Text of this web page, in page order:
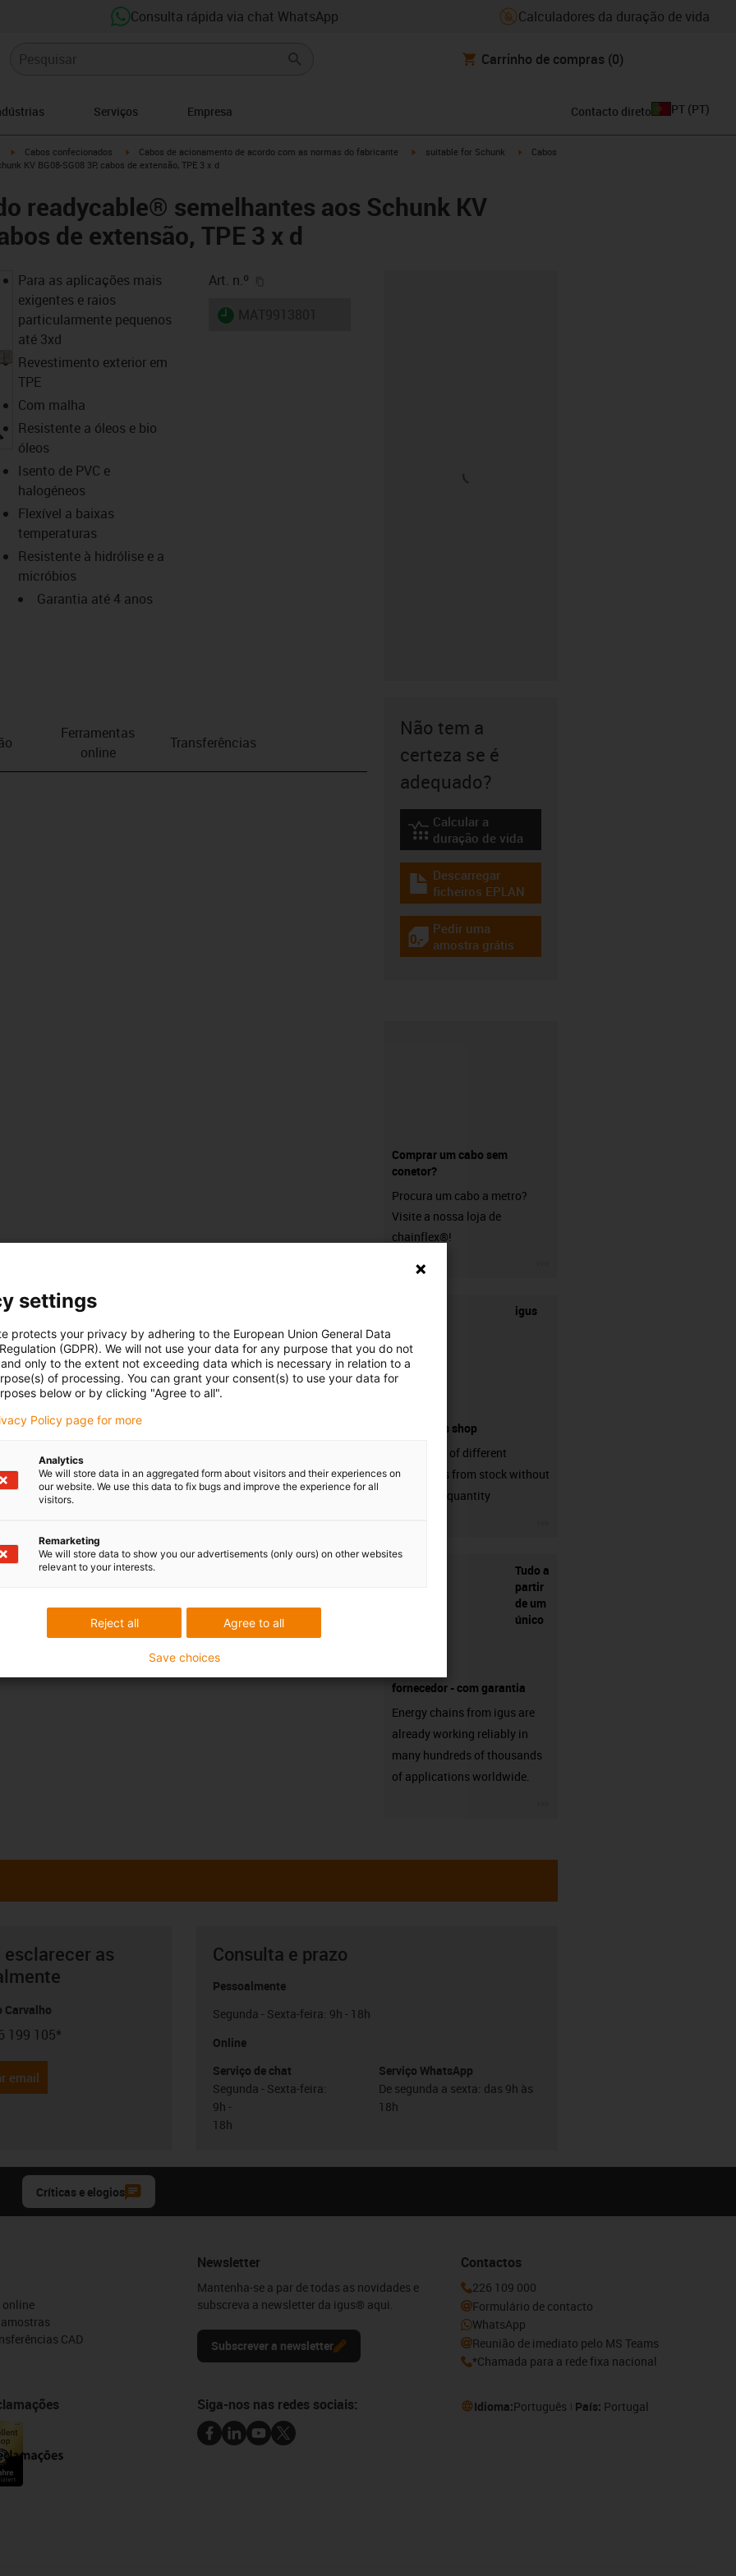
Consulta rápida via chat WhatsApp Calculadores da duração de vida
Carrinho de compras (0)
Serviços Empresa Contacto direto PT (PT)
igus-icon-arrow-right
Cabos confecionados igus-icon-arrow-right
Cabos de acionamento de acordo com as normas do fabricante igus-icon-arrow-right
suitable for Schunk igus-icon-arrow-right
Cabos
KV BG08-SG08 3P, cabos de extensão, TPE 3 x d
readycable® semelhantes aos Schunk KV
de extensão, TPE 3 x d
igus-icon-lupe
Para as aplicações mais
exigentes e raios
particularmente pequenos
até 3xd
Revestimento exterior em
TPE
Com malha
Resistente a óleos e bio
óleos
Isento de PVC e
halogéneos
Flexível a baixas
temperaturas
Resistente à hidrólise e a
micróbios
Garantia até 4 anos
Art. n.º
igus-icon-lieferzeit
Ferramentas
online
Transferências
Não tem a
certeza se é
adequado?
igus-icon-lebensdauerrechner
Calcular a
duração de vida
igus-icon-download-plan
Descarregar
ficheiros EPLAN
igus-icon-gratismuster
Pedir uma
amostra grátis
Comprar um cabo sem
conetor?
Procura um cabo a metro?
Visite a nossa loja de
chainflex®!
igus
connectors shop
big variaty of different
connectors from stock without
min. order quantity
Tudo a
partir
de um
único
fornecedor - com garantia
Energy chains from igus are
already working reliably in
many hundreds of thousands
of applications worldwide.
as
Carvalho
phone
199 105*
email
Consulta e prazo
Pessoalmente
Segunda - Sexta-feira: 9h - 18h
Online
Serviço de chat
Segunda - Sexta-feira:
9h -
18h
Serviço WhatsApp
De segunda a sexta: das 9h às
18h
Críticas e elogios
online
CAD
Newsletter
Mantenha-se a par de todas as novidades e
subscreva a newsletter da igus® aqui.
Subscrever a newsletter
Contactos
226 109 000
Formulário de contacto
WhatsApp
Reunião de imediato pelo MS Teams
*Chamada para a rede fixa nacional
Siga-nos nas redes sociais: Idioma:Português País: Portugal
settings
protects your privacy by adhering to the European Union General Data
(GDPR). We will not use your data for any purpose that you do not
only to the extent not exceeding data which is necessary in relation to a
of processing. You can grant your consent(s) to use your data for
below or by clicking "Agree to all".
Policy page for more
Analytics
We will store data in an aggregated form about visitors and their experiences on
our website. We use this data to fix bugs and improve the experience for all
visitors.
Remarketing
We will store data to show you our advertisements (only ours) on other websites
relevant to your interests.
Agree to all
Reject all
Save choices